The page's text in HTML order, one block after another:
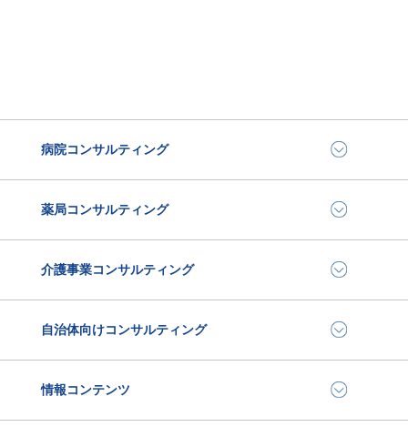
病院コンサルティング
薬局コンサルティング
介護事業コンサルティング
自治体向けコンサルティング
情報コンテンツ